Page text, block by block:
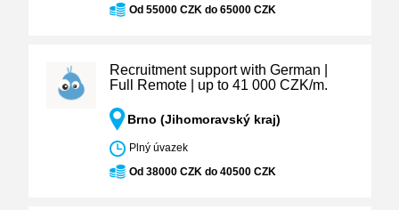
Od 55000 CZK do 65000 CZK
Recruitment support with German |
Full Remote | up to 41 000 CZK/m.
Brno (Jihomoravský kraj)
Plný úvazek
Od 38000 CZK do 40500 CZK